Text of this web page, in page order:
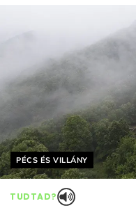
Helyszín címkék:
PÉCS ÉS VILLÁNY
TUDTAD?